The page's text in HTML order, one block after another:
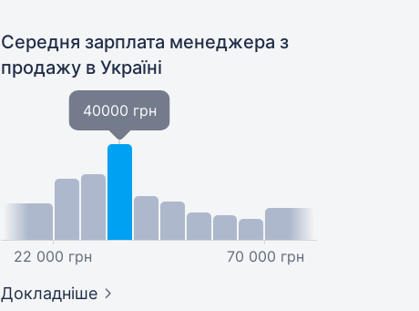
Середня зарплата менеджера з
продажу в Україні
22 000 грн
40000 грн
70 000 грн
Докладніше